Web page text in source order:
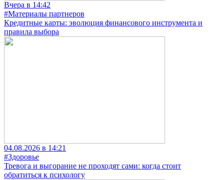
Вчера в 14:42
#Материалы партнеров
Кредитные карты: эволюция финансового инструмента и
правила выбора
04.08.2026 в 14:21
#Здоровье
Тревога и выгорание не проходят сами: когда стоит
обратиться к психологу